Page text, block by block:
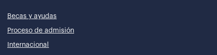
Becas y ayudas
Proceso de admisión
Internacional